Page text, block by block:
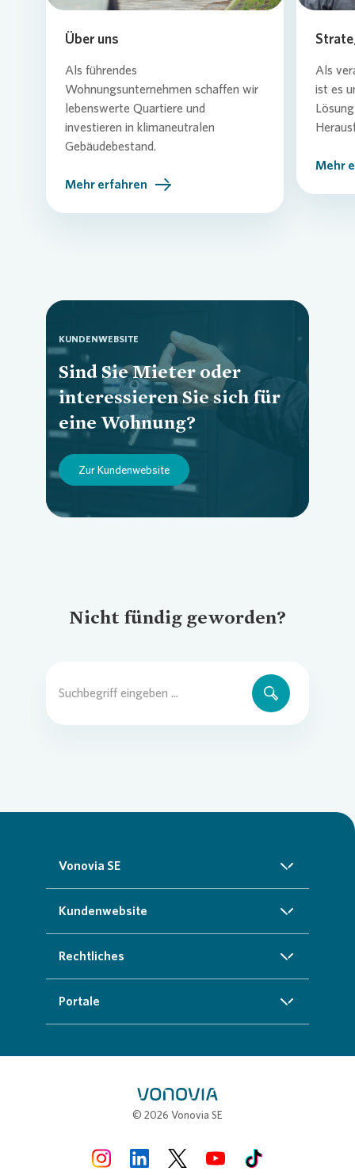
Über uns
Als führendes
Wohnungsunternehmen schaffen wir
lebenswerte Quartiere und
investieren in klimaneutralen
Gebäudebestand.
Mehr erfahren
Als
ist es
Mehr
KUNDENWEBSITE
Sind Sie Mieter oder
interessieren Sie sich für
eine Wohnung?
Zur Kundenwebsite
Loading...
Nicht fündig geworden?
Vonovia SE
Über uns
Nachhaltigkeit
Kundenwebsite
Startseite
Kundenservice
Weitere Angebote
Rechtliches
Impressum
Portale
© 2026 Vonovia SE